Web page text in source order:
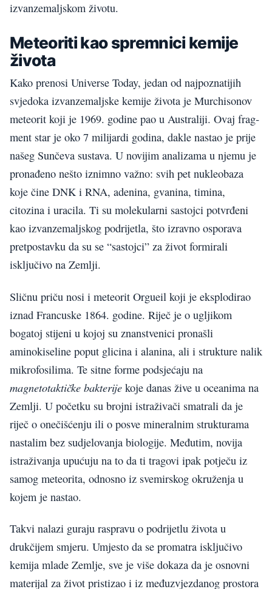
izvanzemaljskom životu.
Meteoriti kao spremnici kemije
života
Kako prenosi Universe Today, jedan od najpoznatijih
svjedoka izvanzemaljske kemije života je Murchisonov
meteorit koji je 1969. godine pao u Australiji. Ovaj frag­
ment star je oko 7 milijardi godina, dakle nastao je prije
našeg Sunčeva sustava. U novijim analizama u njemu je
pronađeno nešto iznimno važno: svih pet nukleobaza
koje čine DNK i RNA, adenina, gvanina, timina,
citozina i uracila. Ti su molekularni sastojci potvrđeni
kao izvanzemaljskog podrijetla, što izravno osporava
pretpostavku da su se “sastojci” za život formirali
isključivo na Zemlji.
Sličnu priču nosi i meteorit Orgueil koji je eksplodirao
iznad Francuske 1864. godine. Riječ je o ugljikom
bogatoj stijeni u kojoj su znanstvenici pronašli
aminokiseline poput glicina i alanina, ali i strukture nalik
mikro­fosilima. Te sitne forme podsjećaju na
magnetotaktičke bakterije koje danas žive u oceanima na
Zemlji. U početku su brojni istraživači smatrali da je
riječ o onečišćenju ili o posve mineralnim strukturama
nastalim bez sudjelovanja biologije. Međutim, novija
istraživanja upućuju na to da ti tragovi ipak potječu iz
samog meteorita, odnosno iz svemirskog okruženja u
kojem je nastao.
Takvi nalazi guraju raspravu o podrijetlu života u
drukčijem smjeru. Umjesto da se promatra isključivo
kemija mlade Zemlje, sve je više dokaza da je osnovni
materijal za život pristizao i iz međuzvjezdanog prostora